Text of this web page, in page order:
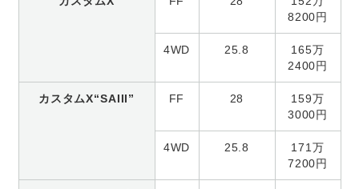
8200円
4WD 25.8
165万
2400円
カスタムX“SAIII” FF 28
159万
3000円
4WD 25.8
171万
7200円